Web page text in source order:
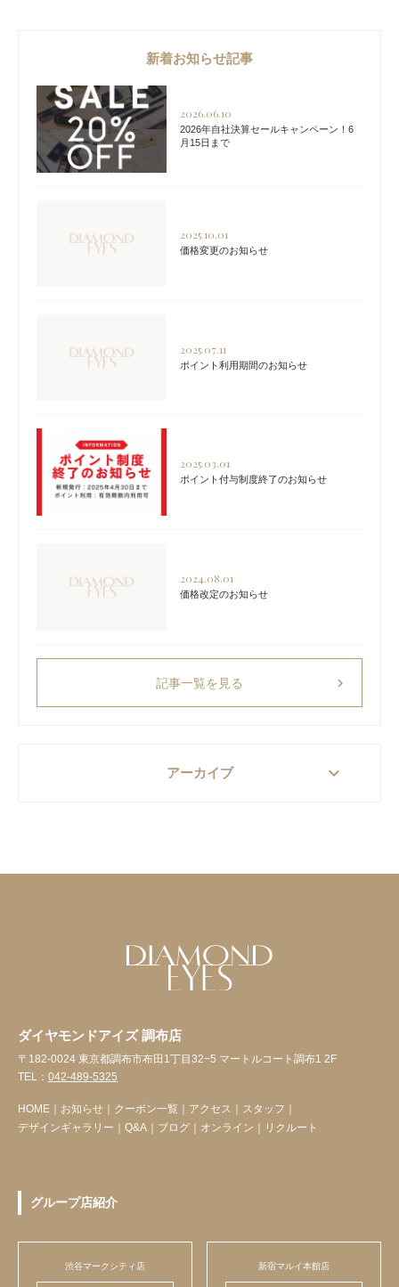
新着お知らせ記事
2026.06.10
2026年自社決算セールキャンペーン！6
月15日まで
2025.10.01
価格変更のお知らせ
2025.07.11
ポイント利用期間のお知らせ
2025.03.01
ポイント付与制度終了のお知らせ
2024.08.01
価格改定のお知らせ
記事一覧を見る chevron_right
アーカイブ keyboard_arrow_down
ダイヤモンドアイズ 調布店
〒182-0024 東京都調布市布田1丁目32−5 マートルコート調布1 2F
TEL： 042-489-5325
HOME お知らせ クーポン一覧 アクセス スタッフ
デザインギャラリー
Q&A ブログ オンライン リクルート
グループ店紹介
渋谷マークシティ店 新宿マルイ本館店